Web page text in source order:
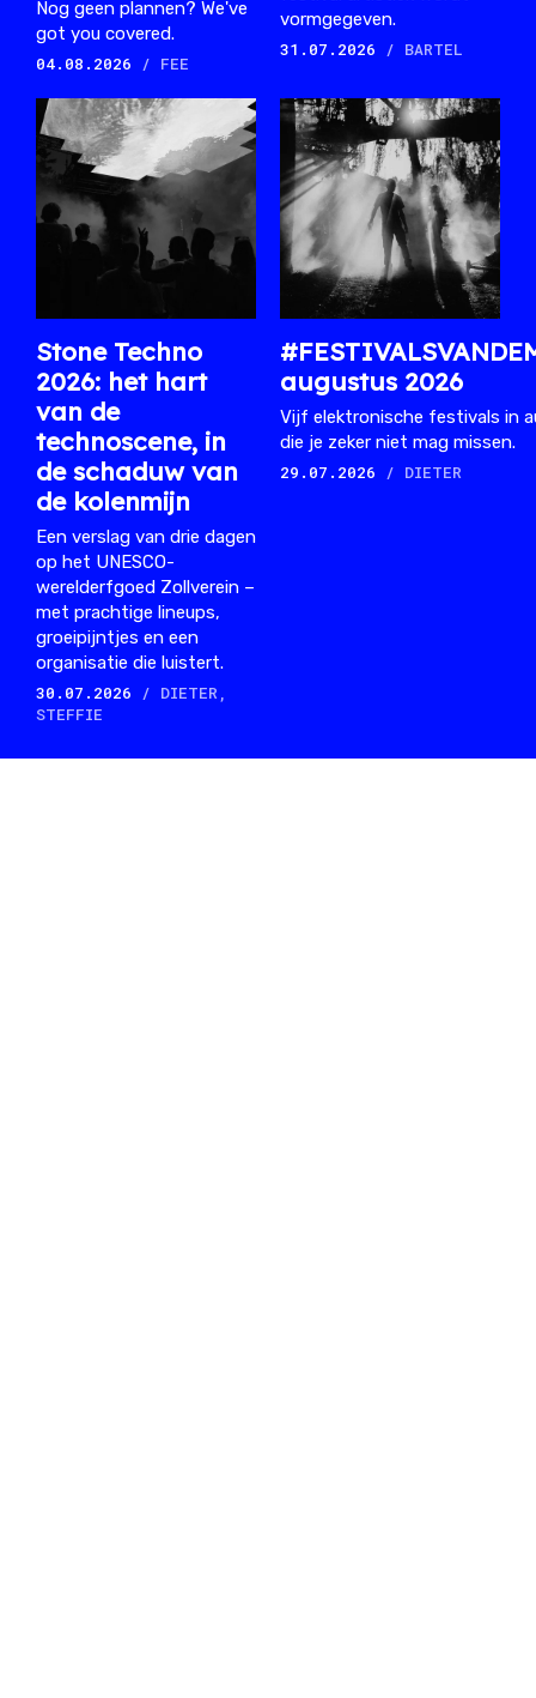
Nog geen plannen? We've
got you covered.
04.08.2026
/ FEE
vormgegeven.
31.07.2026
/ BARTEL
Stone Techno
2026: het hart
van de
technoscene, in
de schaduw van
de kolenmijn
Een verslag van drie dagen
op het UNESCO-
werelderfgoed Zollverein –
met prachtige lineups,
groeipijntjes en een
organisatie die luistert.
30.07.2026
/ DIETER,
STEFFIE
augustus 2026
Vijf elektronische festivals in
die je zeker niet mag missen.
29.07.2026
/ DIETER